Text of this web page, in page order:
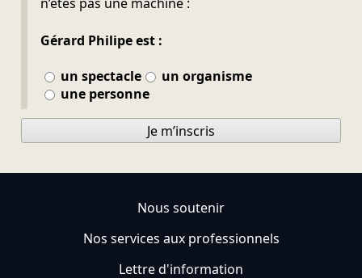
Gérard Philipe est :
un spectacle
un organisme
une personne
Je m’inscris
Nous soutenir
Nos services aux professionnels
Lettre d'information